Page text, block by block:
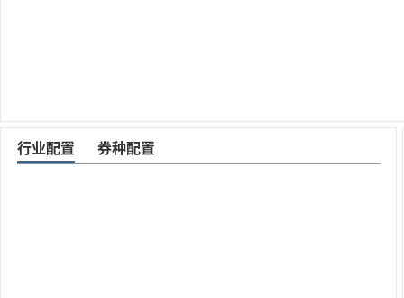
行业配置 券种配置